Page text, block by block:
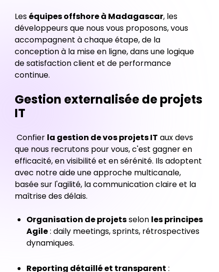
Leséquipes offshore à Madagascar, les
développeurs que nous vous proposons, vous
accompagnent à chaque étape, de la
conception à la mise en ligne, dans une logique
de satisfaction client et de performance
continue.
Gestion externalisée de projets
IT
‍ Confier la gestion de vos projets IT aux devs
que nous recrutons pour vous, c'est gagner en
efficacité, en visibilité et en sérénité. Ils adoptent
avec notre aide une approche multicanale,
basée sur l'agilité, la communication claire et la
maîtrise des délais.
Organisation de projetsselon les principes
Agile: daily meetings, sprints, rétrospectives
dynamiques.
Reporting détaillé et transparent :